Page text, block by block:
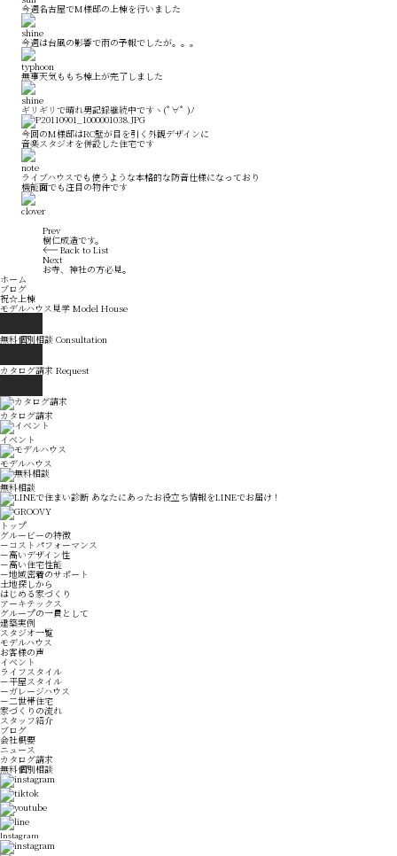
今週名古屋でM様邸の上棟を行いました
今週は台風の影響で雨の予報でしたが。。。
無事天気ももち棟上が完了しました
ギリギリで晴れ男記録継続中ですヽ(ﾟ∀ﾟ )ﾉ
今回のM様邸はRC壁が目を引く外観デザインに
音楽スタジオを併設した住宅です
ライブハウスでも使うような本格的な防音仕様になっており
機能面でも注目の物件です
Prev
樹仁成造です。
Back to List
Next
お寺、神社の方必見。
ホーム
ブログ
祝☆上棟
モデルハウス見学 Model House
無料個別相談 Consultation
カタログ請求 Request
カタログ請求
イベント
モデルハウス
無料相談
トップ
グルービーの特徴
－コストパフォーマンス
－高いデザイン性
－高い住宅性能
－地域密着のサポート
土地探しから
はじめる家づくり
アーキテックス
グループの一員として
建築実例
スタジオ一覧
モデルハウス
お客様の声
イベント
ライフスタイル
－平屋スタイル
－ガレージハウス
－二世帯住宅
家づくりの流れ
スタッフ紹介
ブログ
会社概要
ニュース
カタログ請求
無料個別相談
Instagram